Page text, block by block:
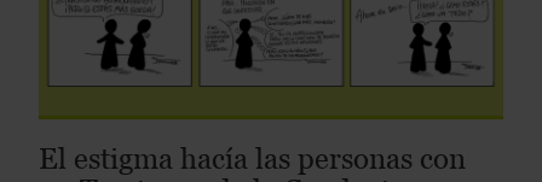
El estigma hacía las personas con